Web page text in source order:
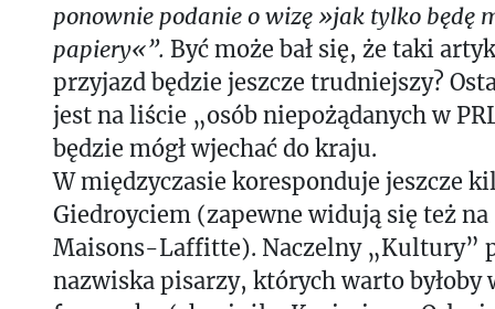
ponownie podanie o wizę »jak tylko będę
papiery«”. Być może bał się, że taki
przyjazd będzie jeszcze trudniejszy?
jest na liście „osób niepożądanych w
będzie mógł wjechać do kraju.
W międzyczasie koresponduje jeszcze
Giedroyciem (zapewne widują się też
Maisons-Laffitte). Naczelny „Kultury”
nazwiska pisarzy, których warto byłoby